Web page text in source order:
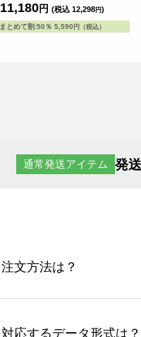
11,180円 (税込 12,298円)
まとめて割:50％ 5,590 円（税込）
通常発送アイテム 発
注文方法は？
対応するデータ形式は？